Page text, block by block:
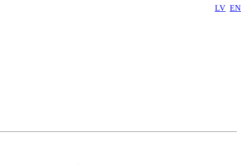
LV EN